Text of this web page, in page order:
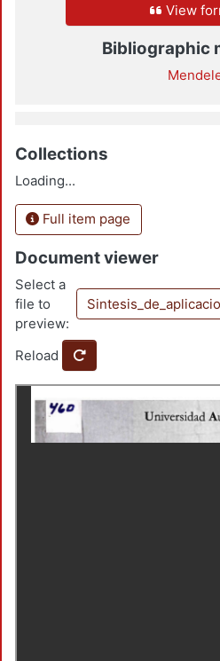
View
Bibliographic
Collections
Loading...
Full item page
Document viewer
Select a
file to
preview:
Reload